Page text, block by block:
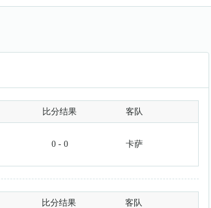
比分结果 客队
0 - 0 卡萨
比分结果 客队